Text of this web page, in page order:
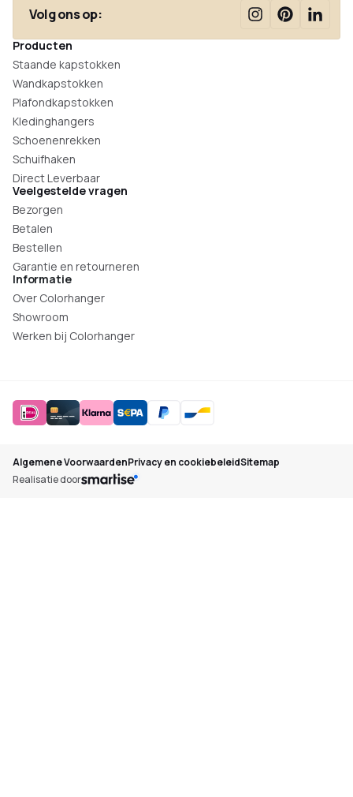
Volg ons op:
Producten
Staande kapstokken
Wandkapstokken
Plafondkapstokken
Kledinghangers
Schoenenrekken
Schuifhaken
Direct Leverbaar
Veelgestelde vragen
Bezorgen
Betalen
Bestellen
Garantie en retourneren
Informatie
Over Colorhanger
Showroom
Werken bij Colorhanger
Algemene VoorwaardenPrivacy en cookiebeleidSitemap
Realisatie door